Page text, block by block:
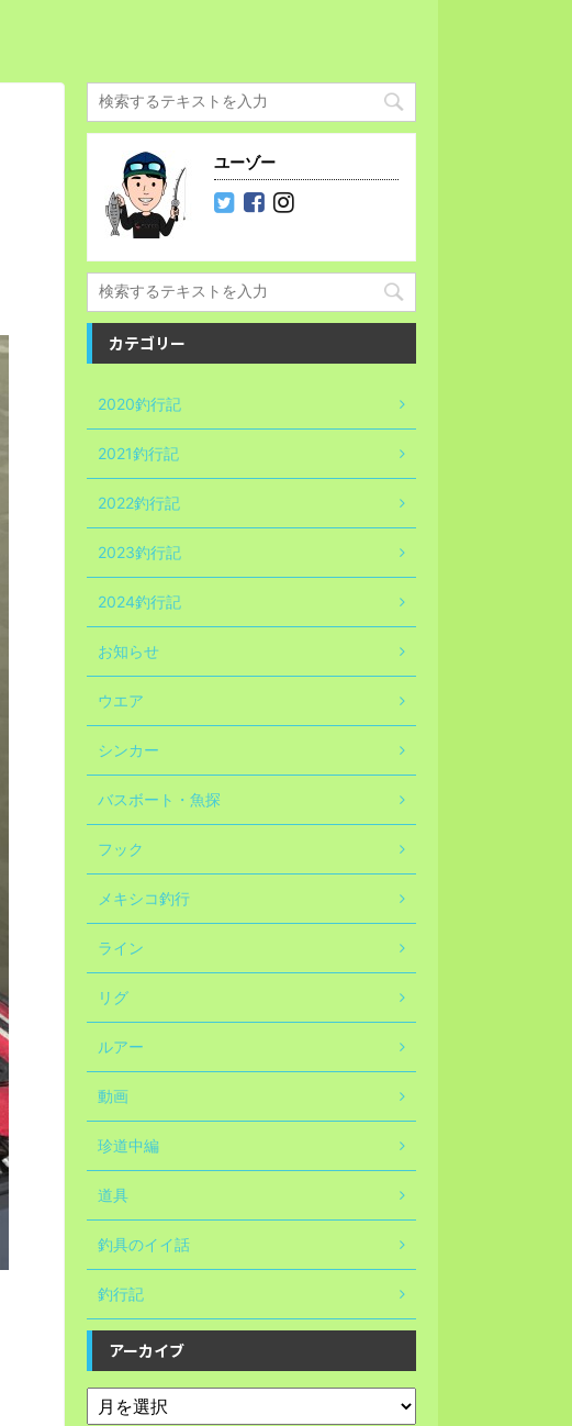
ユーゾー
カテゴリー
2020釣行記
2021釣行記
2022釣行記
2023釣行記
2024釣行記
お知らせ
ウエア
シンカー
バスボート・魚探
フック
メキシコ釣行
ライン
リグ
ルアー
動画
珍道中編
道具
釣具のイイ話
釣行記
アーカイブ